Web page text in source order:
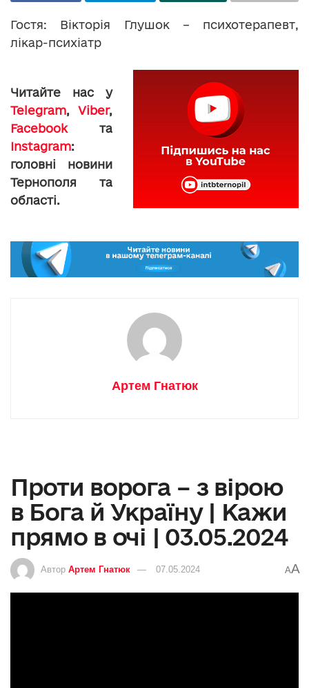
Гостя: Вікторія Глушок – психотерапевт,
лікар-психіатр
Читайте нас у
Telegram, Viber,
Facebookта
Instagram:
головні новини
Тернополя та
області.
Артем Гнатюк
Проти ворога – з вірою
в Бога й Україну | Кажи
прямо в очі | 03.05.2024
Автор Артем Гнатюк 07.05.2024 AA